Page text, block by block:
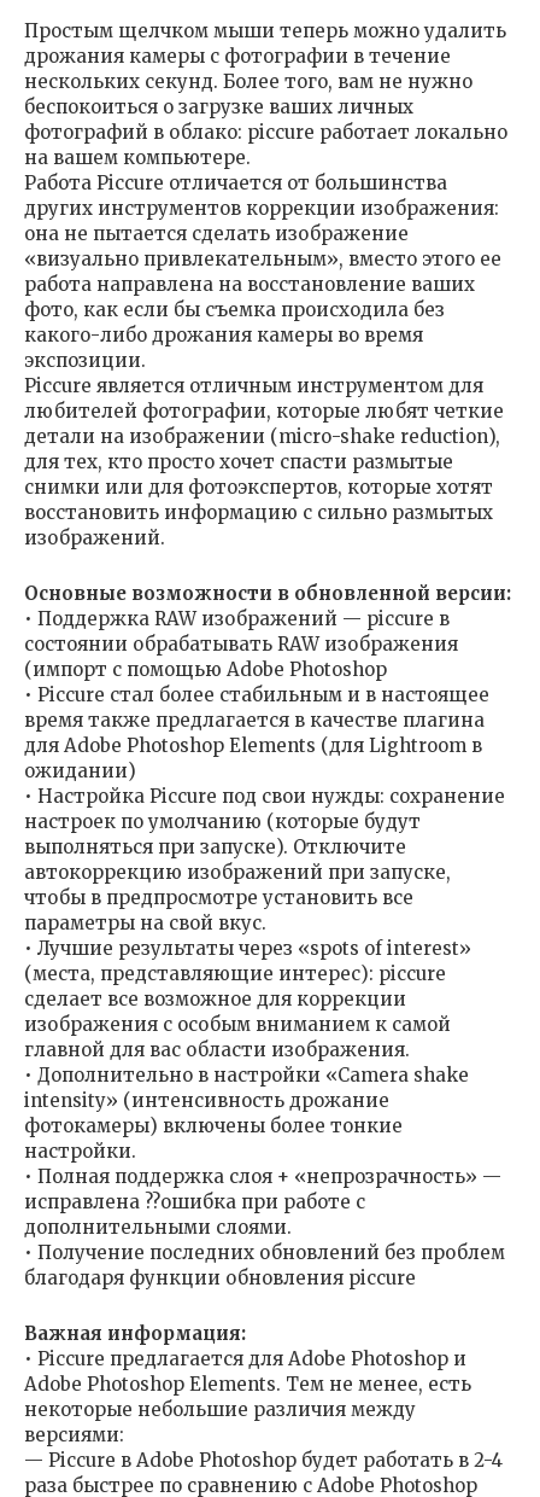
Простым щелчком мыши теперь можно удалить
дрожания камеры с фотографии в течение
нескольких секунд. Более того, вам не нужно
беспокоиться о загрузке ваших личных
фотографий в облако: piccure работает локально
на вашем компьютере.
Работа Piccure отличается от большинства
других инструментов коррекции изображения:
она не пытается сделать изображение
«визуально привлекательным», вместо этого ее
работа направлена на восстановление ваших
фото, как если бы съемка происходила без
какого-либо дрожания камеры во время
экспозиции.
Piccure является отличным инструментом для
любителей фотографии, которые любят четкие
детали на изображении (micro-shake reduction),
для тех, кто просто хочет спасти размытые
снимки или для фотоэкспертов, которые хотят
восстановить информацию с сильно размытых
изображений.
Основные возможности в обновленной версии:
• Поддержка RAW изображений — piccure в
состоянии обрабатывать RAW изображения
(импорт с помощью Adobe Photoshop
• Piccure стал более стабильным и в настоящее
время также предлагается в качестве плагина
для Adobe Photoshop Elements (для Lightroom в
ожидании)
• Настройка Piccure под свои нужды: сохранение
настроек по умолчанию (которые будут
выполняться при запуске). Отключите
автокоррекцию изображений при запуске,
чтобы в предпросмотре установить все
параметры на свой вкус.
• Лучшие результаты через «spots of interest»
(места, представляющие интерес): piccure
сделает все возможное для коррекции
изображения с особым вниманием к самой
главной для вас области изображения.
• Дополнительно в настройки «Camera shake
intensity» (интенсивность дрожание
фотокамеры) включены более тонкие
настройки.
• Полная поддержка слоя + «непрозрачность» —
исправлена ??ошибка при работе с
дополнительными слоями.
• Получение последних обновлений без проблем
благодаря функции обновления piccure
Важная информация:
• Piccure предлагается для Adobe Photoshop и
Adobe Photoshop Elements. Тем не менее, есть
некоторые небольшие различия между
версиями:
— Piccure в Adobe Photoshop будет работать в 2-4
раза быстрее по сравнению с Adobe Photoshop